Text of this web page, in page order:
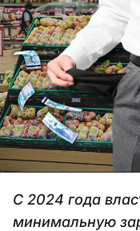
С 2024 года
минимальную